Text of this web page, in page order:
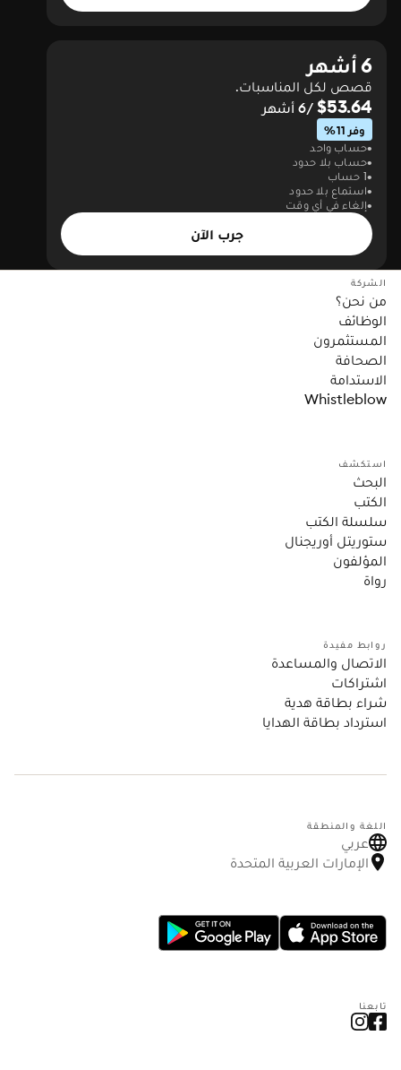
6 أشهر
قصص لكل المناسبات.
$53.64 /6 أشهر
وفر 11%
حساب واحد
حساب بلا حدود
1 حساب
استماع بلا حدود
إلغاء في أي وقت
جرب الآن
الشركة
من نحن؟
الوظائف
المستثمرون
الصحافة
الاستدامة
Whistleblow
استكشف
البحث
الكتب
سلسلة الكتب
ستوريتل أوريجنال
المؤلفون
رواة
روابط مفيدة
الاتصال والمساعدة
اشتراكات
شراء بطاقة هدية
استرداد بطاقة الهدايا
اللغة والمنطقة
عربي
الإمارات العربية المتحدة
تابعنا